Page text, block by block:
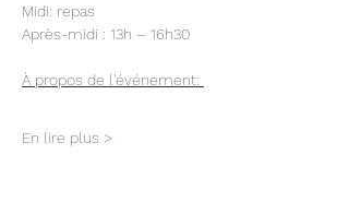
Midi: repas
Après-midi : 13h – 16h30
À propos de l'événement:
En lire plus >